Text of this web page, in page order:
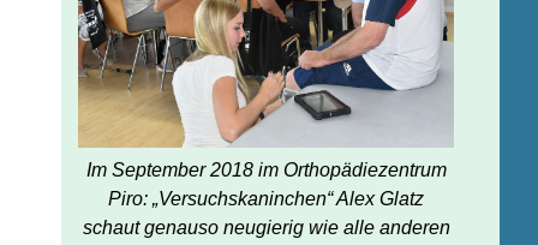
Im September 2018 im Orthopädiezentrum
Piro: „Versuchskaninchen“ Alex Glatz
schaut genauso neugierig wie alle anderen